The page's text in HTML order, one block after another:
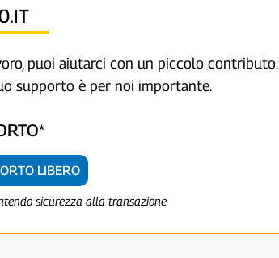
puoi aiutarci con un piccolo contributo.
supporto è per noi importante.
LIBERO
sicurezza alla transazione